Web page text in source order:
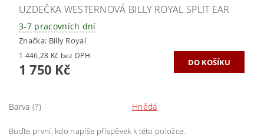
UZDEČKA WESTERNOVÁ BILLY ROYAL SPLIT EAR
3-7 pracovních dní
Značka: Billy Royal
1 446,28 Kč bez DPH
1 750 Kč
Barva (?) Hnědá
Buďte první, kdo napíše příspěvek k této položce.